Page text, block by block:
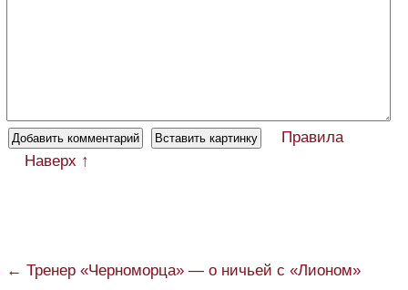
Правила
Наверх ↑
← Тренер «Черноморца» — о ничьей с «Лионом»